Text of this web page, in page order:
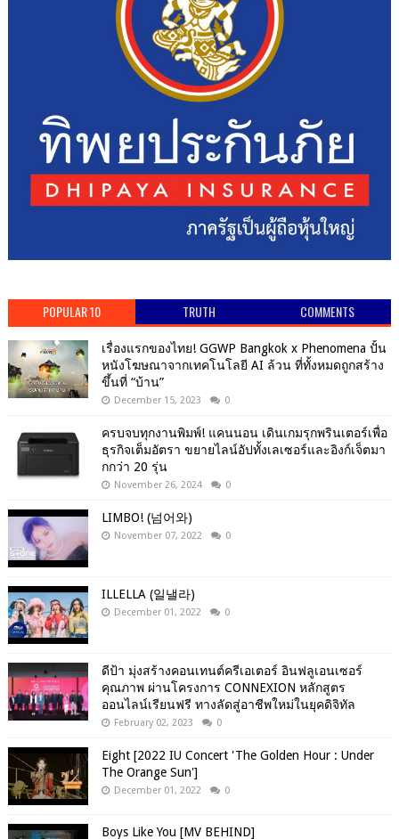
POPULAR 10 TRUTH COMMENTS
เรื่องแรกของไทย! GGWP Bangkok x Phenomena ปั้น
หนังโฆษณาจากเทคโนโลยี AI ล้วน ที่ทั้งหมดถูกสร้าง
ขึ้นที่ “บ้าน”
December 15, 2023 0
ครบจบทุกงานพิมพ์! แคนนอน เดินเกมรุกพรินเตอร์เพื่อ
ธุรกิจเต็มอัตรา ขยายไลน์อัปทั้งเลเซอร์และอิงก์เจ็ตมา
กกว่า 20 รุ่น
November 26, 2024 0
LIMBO! (넘어와)
November 07, 2022 0
ILLELLA (일낼라)
December 01, 2022 0
ดีป้า มุ่งสร้างคอนเทนต์ครีเอเตอร์ อินฟลูเอนเซอร์
คุณภาพ ผ่านโครงการ CONNEXION หลักสูตร
ออนไลน์เรียนฟรี ทางลัดสู่อาชีพใหม่ในยุคดิจิทัล
February 02, 2023 0
Eight [2022 IU Concert 'The Golden Hour : Under
The Orange Sun']
December 01, 2022 0
Boys Like You [MV BEHIND]